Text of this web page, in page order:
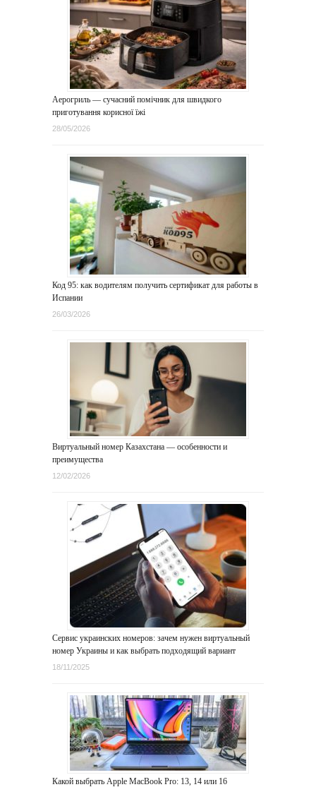
Аерогриль — сучасний помічник для швидкого
приготування корисної їжі
28/05/2026
Код 95: как водителям получить сертификат для работы в
Испании
26/03/2026
Виртуальный номер Казахстана — особенности и
преимущества
12/02/2026
Сервис украинских номеров: зачем нужен виртуальный
номер Украины и как выбрать подходящий вариант
18/11/2025
Какой выбрать Apple MacBook Pro: 13, 14 или 16